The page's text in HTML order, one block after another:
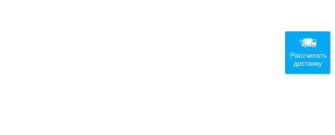
Рассчитать
доставку